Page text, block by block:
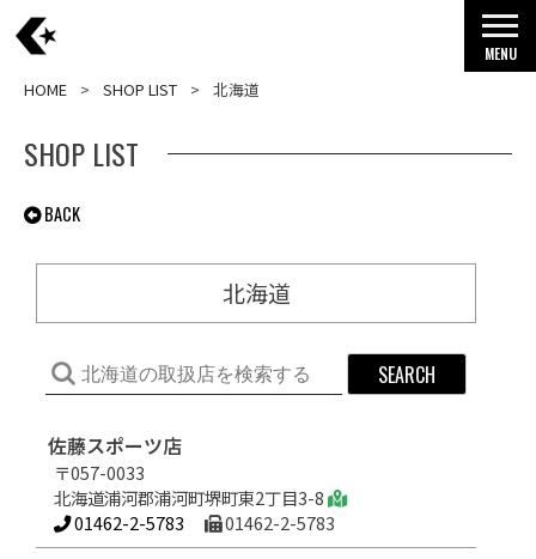
MENU
HOME SHOP LIST 北海道
SHOP LIST
BACK
北海道
佐藤スポーツ店
〒057-0033
北海道浦河郡浦河町堺町東2丁目3-8
01462-2-5783
01462-2-5783